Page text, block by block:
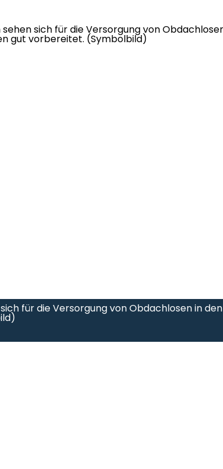
für die Versorgung von Obdachlosen in den